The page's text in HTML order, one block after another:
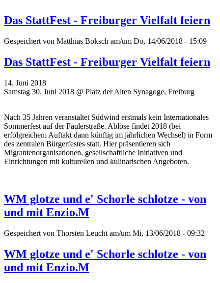
Das StattFest - Freiburger Vielfalt feiern
Gespeichert von Matthias Boksch am/um Do, 14/06/2018 - 15:09
Das StattFest - Freiburger Vielfalt feiern
14. Juni 2018
Samstag 30. Juni 2018 @ Platz der Alten Synagoge, Freiburg
Nach 35 Jahren veranstaltet Südwind erstmals kein Internationales
Sommerfest auf der Faulerstraße. Ablöse findet 2018 (bei
erfolgreichem Auftakt dann künftig im jährlichen Wechsel) in Form
des zentralen Bürgerfestes statt. Hier präsentieren sich
Migrantenorganisationen, gesellschaftliche Initiativen und
Einrichtungen mit kulturellen und kulinarischen Angeboten.
WM glotze und e' Schorle schlotze - von
und mit Enzio.M
Gespeichert von Thorsten Leucht am/um Mi, 13/06/2018 - 09:32
WM glotze und e' Schorle schlotze - von
und mit Enzio.M